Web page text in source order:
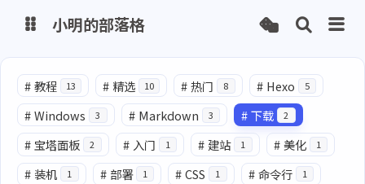
博客
网盘
小明的部落格
#教程 13 # 精选 10 #热门 8 # Hexo 5
#Windows 3 # Markdown 3 #下载 2
# 宝塔面板 2 # 入门 1 # 建站 1 # 美化 1
# 装机 1 # 部署 1 #CSS 1 # 命令行 1